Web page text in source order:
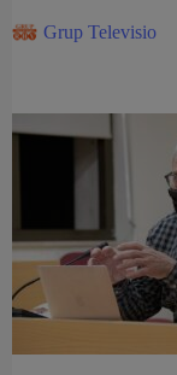
Grup Televisio